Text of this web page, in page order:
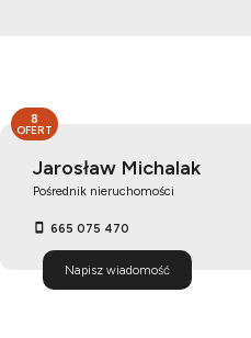
Jarosław Michalak
Pośrednik nieruchomości
665 075 470
Napisz wiadomość
8
OFERT